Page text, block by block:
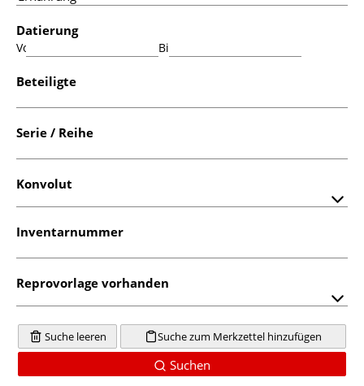
Datierung
Von: Bis:
Beteiligte
Serie / Reihe
Konvolut
Inventarnummer
Reprovorlage vorhanden
Suche leeren Suche zum Merkzettel hinzufügen
Suchen